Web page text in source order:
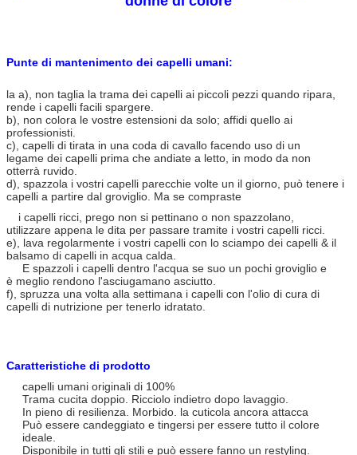
Punte di mantenimento dei capelli umani:
la a), non taglia la trama dei capelli ai piccoli pezzi quando ripara,
rende i capelli facili spargere.
b), non colora le vostre estensioni da solo; affidi quello ai
professionisti.
c), capelli di tirata in una coda di cavallo facendo uso di un
legame dei capelli prima che andiate a letto, in modo da non
otterrà ruvido.
d), spazzola i vostri capelli parecchie volte un il giorno, può tenere i
capelli a partire dal groviglio. Ma se compraste
i capelli ricci, prego non si pettinano o non spazzolano,
utilizzare appena le dita per passare tramite i vostri capelli ricci.
e), lava regolarmente i vostri capelli con lo sciampo dei capelli & il
balsamo di capelli in acqua calda.
E spazzoli i capelli dentro l'acqua se suo un pochi groviglio e
è meglio rendono l'asciugamano asciutto.
f), spruzza una volta alla settimana i capelli con l'olio di cura di
capelli di nutrizione per tenerlo idratato.
Caratteristiche di prodotto
capelli umani originali di 100%
Trama cucita doppio. Ricciolo indietro dopo lavaggio.
In pieno di resilienza. Morbido. la cuticola ancora attacca
Può essere candeggiato e tingersi per essere tutto il colore
ideale.
Disponibile in tutti gli stili e può essere fanno un restyling.